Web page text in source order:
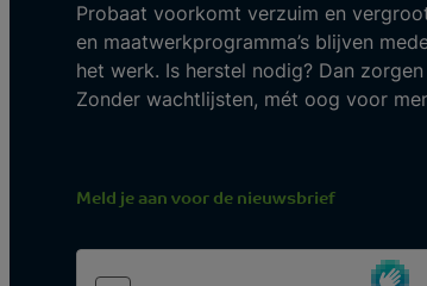
Probaat voorkomt verzuim en
en maatwerkprogramma’s blijven
het werk. Is herstel nodig? Dan
Zonder wachtlijsten, mét oog voor
Meld je aan voor de nieuwsbrief